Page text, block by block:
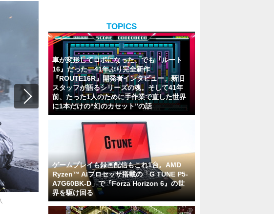
TOPICS
車が変形してロボになった、でも『ルート
16』だった―41年ぶり完全新作
『ROUTE16R』開発者インタビュー。新旧
スタッフが語るシリーズの魂。そして41年
前、たった1人のために手作業で直した世界
に1本だけの“幻のカセット”の話
ゲームプレイも録画配信もこれ1台。AMD
Ryzen™ AIプロセッサ搭載の「G TUNE P5-
A7G60BK-D」で『Forza Horizon 6』の世
界を駆け回る